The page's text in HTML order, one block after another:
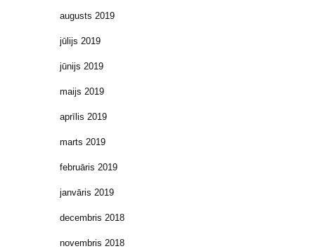
augusts 2019
jūlijs 2019
jūnijs 2019
maijs 2019
aprīlis 2019
marts 2019
februāris 2019
janvāris 2019
decembris 2018
novembris 2018